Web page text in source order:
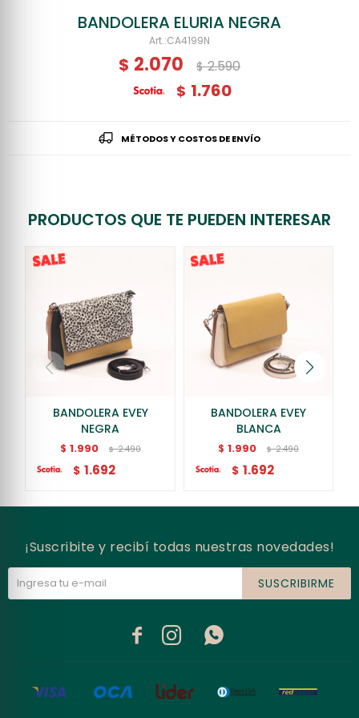
BANDOLERA ELURIA NEGRA
CA4199N
$ 2.070 $ 2.590
$ 1.760
MÉTODOS Y COSTOS DE ENVÍO
PRODUCTOS QUE TE PUEDEN INTERESAR
BANDOLERA EVEY
NEGRA
$ 1.990 $ 2.490
$ 1.692
BANDOLERA EVEY
BLANCA
$ 1.990 $ 2.490
$ 1.692
¡Suscribite y recibí todas nuestras novedades!
SUSCRIBIRME
  